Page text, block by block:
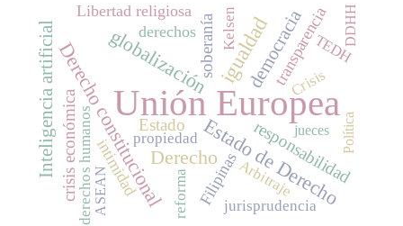
Unión Europea
igualdad
Estado de Derecho
globalización
Derecho constitucionalDerecho
democracia
Inteligencia artificialcrisis económica Estado
soberanía
responsabilidad
transparencia
intimidad Filipinas
derechos
Libertad religiosa
Crisis
jurisprudencia
reforma
TEDH
Arbitraje
propiedad
derechos humanos
Kelsen
Política
ASEAN
jueces
DDHH